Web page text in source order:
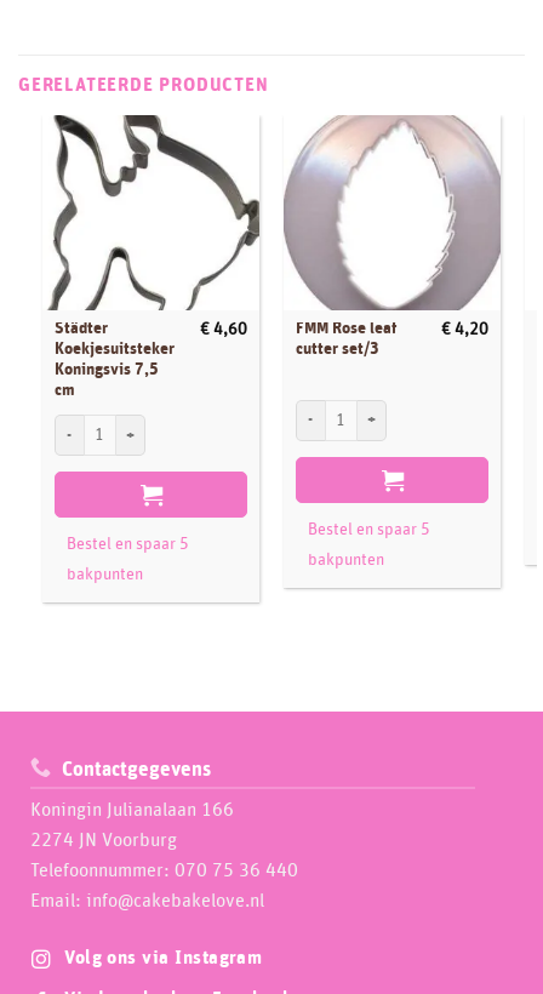
GERELATEERDE PRODUCTEN
Städter
Koekjesuitsteker
Koningsvis 7,5
cm
€ 4,60
Städter Koekjesuitsteker Koningsvis 7,5 cm aantal
Bestel en spaar 5
bakpunten
FMM Rose leaf
cutter set/3
€ 4,20
FMM Rose leaf cutter set/3 aantal
Bestel en spaar 5
bakpunten
Contactgegevens
Koningin Julianalaan 166
2274 JN Voorburg
Telefoonnummer: 070 75 36 440
Email: info@cakebakelove.nl
Volg ons via Instagram